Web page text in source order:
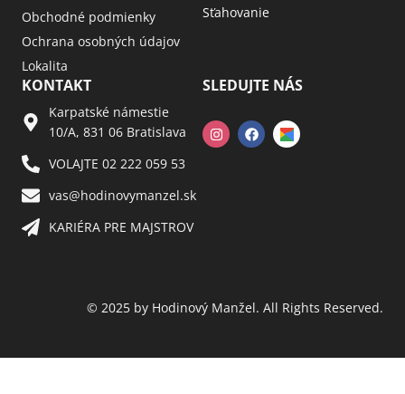
Obchodné podmienky
Ochrana osobných údajov
Lokalita
Sťahovanie
KONTAKT
Karpatské námestie
10/A, 831 06 Bratislava
VOLAJTE 02 222 059 53​
vas@hodinovymanzel.sk​
KARIÉRA PRE MAJSTROV​
SLEDUJTE NÁS
© 2025 by Hodinový Manžel. All Rights Reserved.